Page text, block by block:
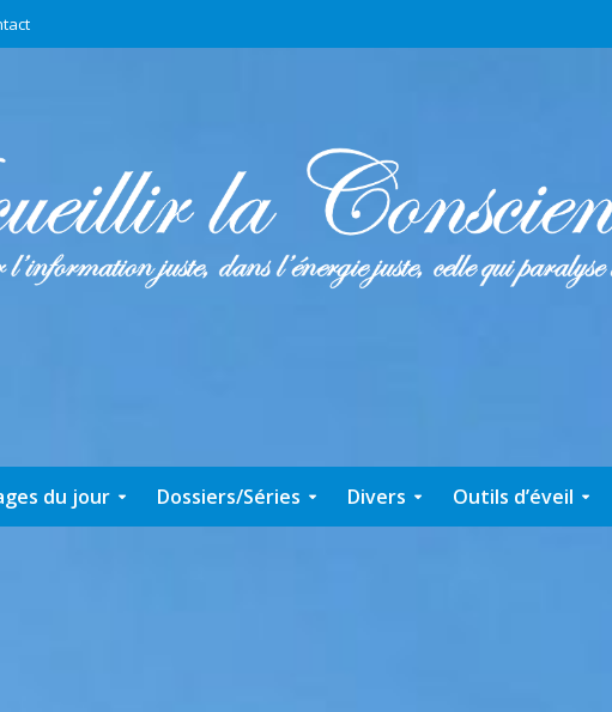
du jour Dossiers/Séries Divers Outils d’éveil